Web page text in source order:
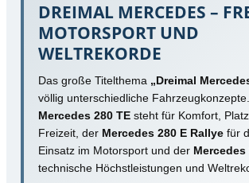
DREIMAL MERCEDES –
MOTORSPORT UND
WELTREKORDE
Das große Titelthema „Dreimal
völlig unterschiedliche
Mercedes 280 TE steht für Komfort,
Freizeit, der Mercedes 280 E Rallye für
Einsatz im Motorsport und der Mercedes
technische Höchstleistungen und